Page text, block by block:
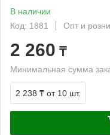
В наличии
Код: 1881
Опт и
2 260 ₸
Минимальная сумма
2 238 ₸ от 10 шт.